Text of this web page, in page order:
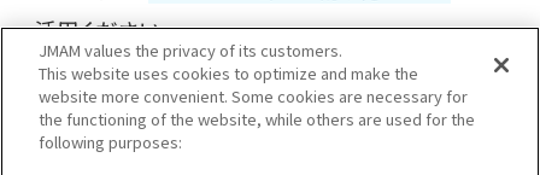
活用ください。
研究開発
JMAM values the privacy of its customers.
This website uses cookies to optimize and make the
website more convenient. Some cookies are necessary for
the functioning of the website, while others are used for the
following purposes: